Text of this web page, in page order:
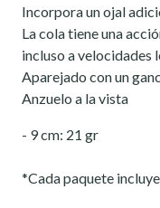
Incorpora un ojal
La cola tiene una
incluso a velocidades
Aparejado con un
Anzuelo a la vista
- 9 cm: 21 gr
*Cada paquete